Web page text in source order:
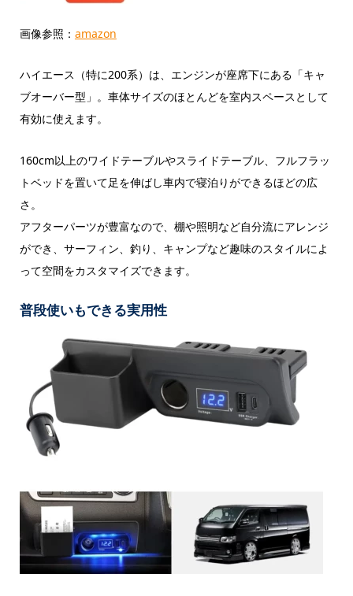
画像参照： amazon
ハイエース（特に200系）は、エンジンが座席下にある「キャ
ブオーバー型」。車体サイズのほとんどを室内スペースとして
有効に使えます。
160cm以上のワイドテーブルやスライドテーブル、フルフラッ
トベッドを置いて足を伸ばし車内で寝泊りができるほどの広
さ。
アフターパーツが豊富なので、棚や照明など自分流にアレンジ
ができ、サーフィン、釣り、キャンプなど趣味のスタイルによ
って空間をカスタマイズできます。
普段使いもできる実用性